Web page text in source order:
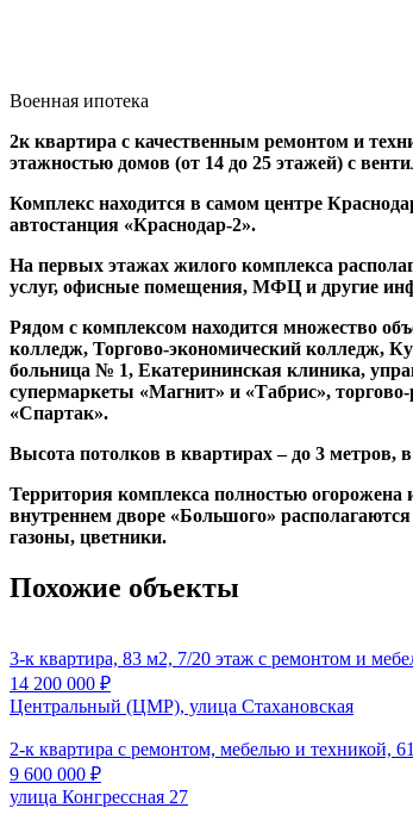
Военная ипотека
2к квартира с качественным ремонтом и
этажностью домов (от 14 до 25 этажей) с
Комплекс находится в самом центре
автостанция «Краснодар-2».
На первых этажах жилого комплекса
услуг, офисные помещения, МФЦ и другие
Рядом с комплексом находится множество
колледж, Торгово-экономический колледж,
больница № 1, Екатерининская клиника,
супермаркеты «Магнит» и «Табрис»,
«Спартак».
Высота потолков в квартирах – до 3 метров,
Территория комплекса полностью огорожена
внутреннем дворе «Большого»
газоны, цветники.
Похожие объекты
3-к квартира, 83 м2, 7/20 этаж с ремонтом и
14 200 000 ₽
Центральный (ЦМР), улица Стахановская
2-к квартира с ремонтом, мебелью и техникой,
9 600 000 ₽
улица Конгрессная 27